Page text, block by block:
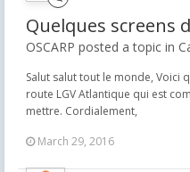
Quelques screens
OSCARP posted a topic in
Salut salut tout le monde, Voici
route LGV Atlantique qui est
mettre. Cordialement,
March 29, 2016